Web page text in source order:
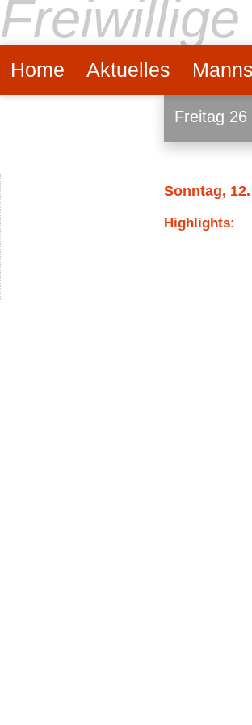
Home Aktuelles
Freitag 26
Sonntag,
Highlights: